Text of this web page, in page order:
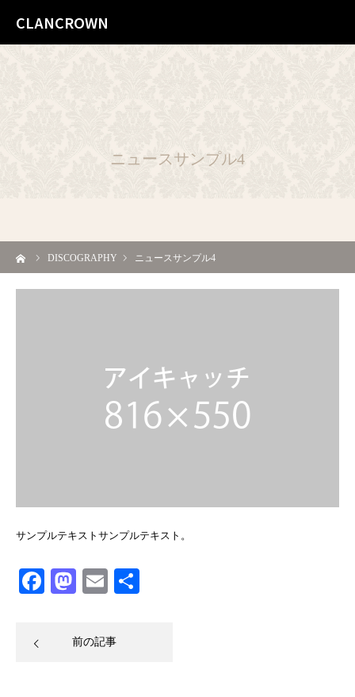
CLANCROWN
ニュースサンプル4
DISCOGRAPHY ニュースサンプル4
サンプルテキストサンプルテキスト。
Facebook
Mastodon
Email
前の記事